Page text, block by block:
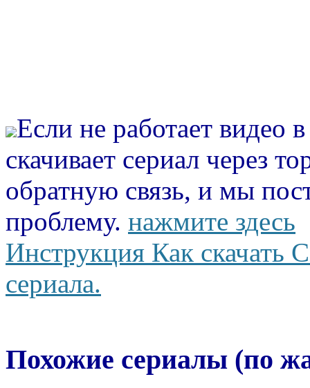
Если не работает видео
скачивает сериал через
обратную связь, и мы
проблему. нажмите здесь
Инструкция Как скачать
сериала.
Похожие сериалы (по